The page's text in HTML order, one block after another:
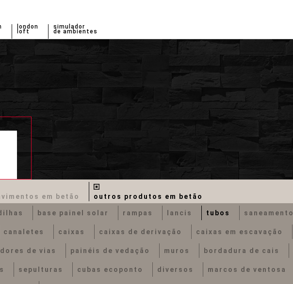
london
loft
simulador
de ambientes
em betão outros produtos em betão
base painel solar rampas lancis tubos saneamento
canaletes caixas caixas de derivação caixas em escavação
de vias painéis de vedação muros bordadura de cais
sepulturas cubas ecoponto diversos marcos de ventosa